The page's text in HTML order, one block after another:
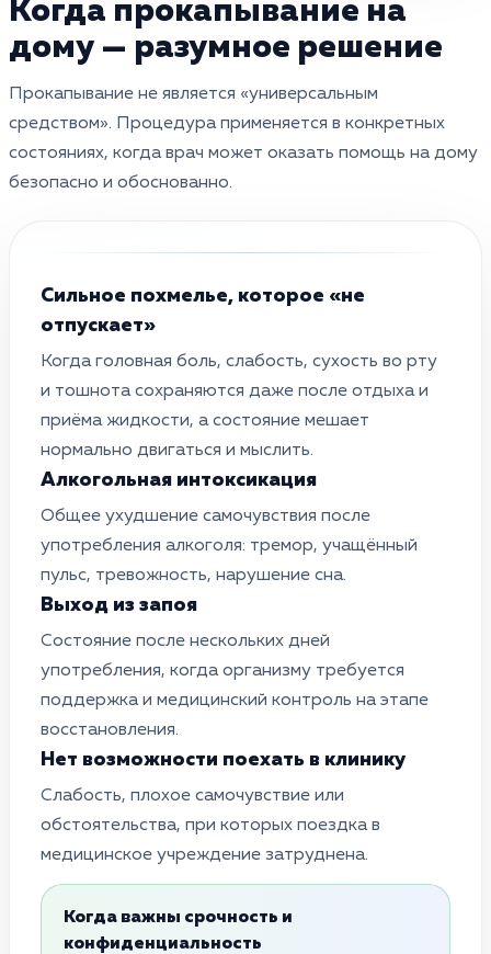
Когда прокапывание на
дому — разумное решение
Прокапывание не является «универсальным
средством». Процедура применяется в конкретных
состояниях, когда врач может оказать помощь на дому
безопасно и обоснованно.
Сильное похмелье, которое «не
отпускает»
Когда головная боль, слабость, сухость во рту
и тошнота сохраняются даже после отдыха и
приёма жидкости, а состояние мешает
нормально двигаться и мыслить.
Алкогольная интоксикация
Общее ухудшение самочувствия после
употребления алкоголя: тремор, учащённый
пульс, тревожность, нарушение сна.
Выход из запоя
Состояние после нескольких дней
употребления, когда организму требуется
поддержка и медицинский контроль на этапе
восстановления.
Нет возможности поехать в клинику
Слабость, плохое самочувствие или
обстоятельства, при которых поездка в
медицинское учреждение затруднена.
Когда важны срочность и
конфиденциальность